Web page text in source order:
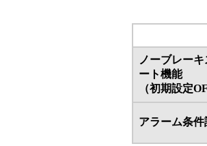
ノーブレーキ
ート機能
（初期設定
アラーム条件